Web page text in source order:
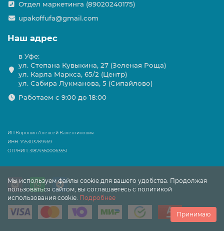
Мы используем файлы cookie для вашего удобства. Продолжая
пользоваться сайтом, вы соглашаетесь с политикой
использования cookie. Подробнее
Принимаю
Отдел маркетинга (89020240175)
upakoffufa@gmail.com
Наш адрес
в Уфе:
ул. Степана Кувыкина, 27 (Зеленая Роща)
ул. Карла Маркса, 65/2 (Центр)
ул. Сабира Лукманова, 5 (Сипайлово)
Работаем с 9:00 до 18:00
ИП Воронин Алексей Валентинович
ИНН: 745303789469
ОГРНИП: 318745600063551